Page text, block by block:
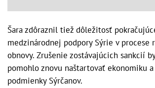
Šara zdôraznil tiež dôležitosť
medzinárodnej podpory Sýrie v procese
obnovy. Zrušenie zostávajúcich sankcií
pomohlo znovu naštartovať ekonomiku
podmienky Sýrčanov.